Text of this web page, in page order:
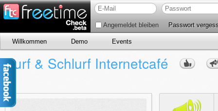
Angemeldet bleiben Passwort
Willkommen Demo Events
Surf & Schlurf Internetcafé